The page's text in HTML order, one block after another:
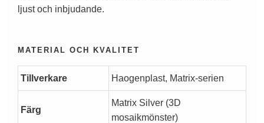
ljust och inbjudande.
MATERIAL OCH KVALITET
Tillverkare Haogenplast, Matrix-serien
Färg
Matrix Silver (3D
mosaikmönster)